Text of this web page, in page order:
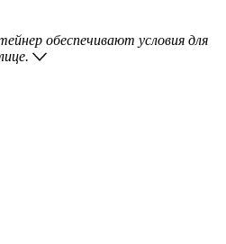
обеспечивают условия для